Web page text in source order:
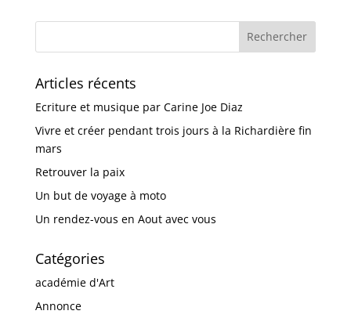
Articles récents
Ecriture et musique par Carine Joe Diaz
Vivre et créer pendant trois jours à la Richardière fin
mars
Retrouver la paix
Un but de voyage à moto
Un rendez-vous en Aout avec vous
Catégories
académie d'Art
Annonce